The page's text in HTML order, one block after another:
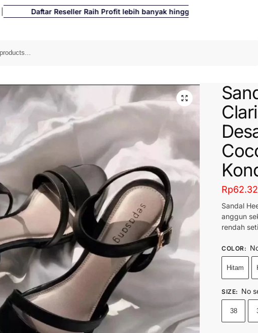
Daftar Reseller Raih Profit lebih banyak hingga 500%
Rp
Sandal
anggun
rendah
COLOR:
Hitam
SIZE: No
38